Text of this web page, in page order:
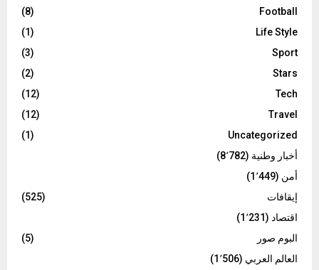
Football
(8)
Life Style
(1)
Sport
(3)
Stars
(2)
Tech
(12)
Travel
(12)
Uncategorized
(1)
أخبار وطنية (8٬782)
أمن (1٬449)
إيقافات
(525)
اقتصاد (1٬231)
البوم صور
(5)
العالم العربي (1٬506)